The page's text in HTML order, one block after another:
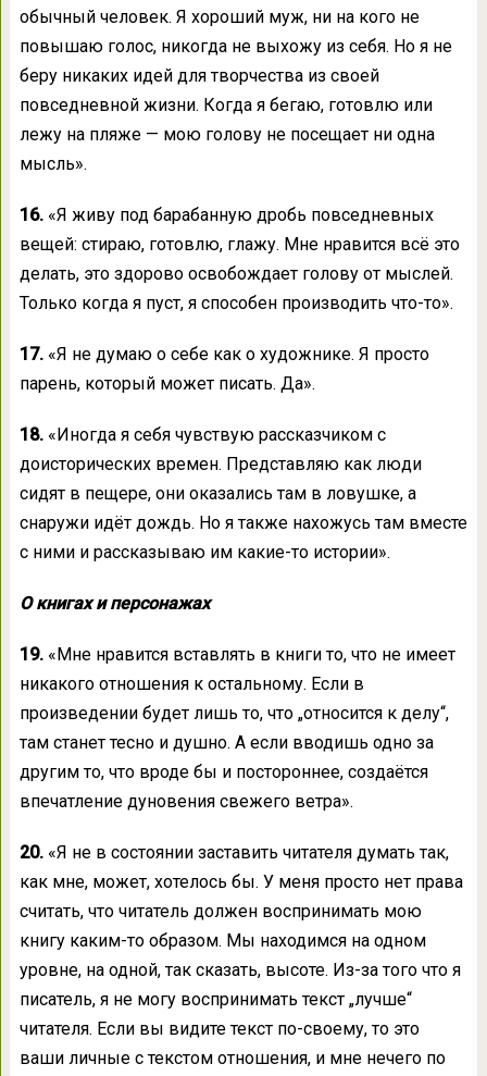
обычный человек. Я хороший муж, ни на кого не
повышаю голос, никогда не выхожу из себя. Но я не
беру никаких идей для творчества из своей
повседневной жизни. Когда я бегаю, готовлю или
лежу на пляже — мою голову не посещает ни одна
мысль».
16.«Я живу под барабанную дробь повседневных
вещей: стираю, готовлю, глажу. Мне нравится всё это
делать, это здорово освобождает голову от мыслей.
Только когда я пуст, я способен производить что-то».
17.«Я не думаю о себе как о художнике. Я просто
парень, который может писать. Да».
18.«Иногда я себя чувствую рассказчиком с
доисторических времен. Представляю как люди
сидят в пещере, они оказались там в ловушке, а
снаружи идёт дождь. Но я также нахожусь там вместе
с ними и рассказываю им какие-то истории».
О книгах и персонажах
19.«Мне нравится вставлять в книги то, что не имеет
никакого отношения к остальному. Если в
произведении будет лишь то, что „относится к делу“,
там станет тесно и душно. А если вводишь одно за
другим то, что вроде бы и постороннее, создаётся
впечатление дуновения свежего ветра».
20.«Я не в состоянии заставить читателя думать так,
как мне, может, хотелось бы. У меня просто нет права
считать, что читатель должен воспринимать мою
книгу каким-то образом. Мы находимся на одном
уровне, на одной, так сказать, высоте. Из-за того что я
писатель, я не могу воспринимать текст „лучше“
читателя. Если вы видите текст по-своему, то это
ваши личные с текстом отношения, и мне нечего по